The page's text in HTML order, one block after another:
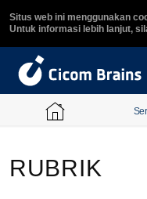
Situs web ini menggunakan
Untuk informasi lebih lanjut,
RUBRIK